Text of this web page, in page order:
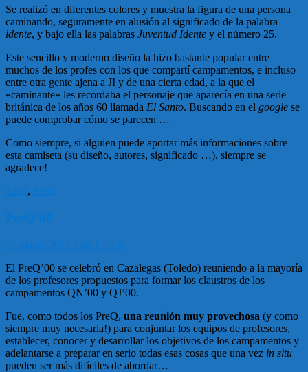
Se realizó en diferentes colores y muestra la figura de una persona
caminando, seguramente en alusión al significado de la palabra
idente, y bajo ella las palabras Juventud Idente y el número 25.
Este sencillo y moderno diseño la hizo bastante popular entre
muchos de los profes con los que compartí campamentos, e incluso
entre otra gente ajena a JI y de una cierta edad, a la que el
«caminante» les recordaba el personaje que aparecía en una serie
británica de los años 60 llamada El Santo. Buscando en el google se
puede comprobar cómo se parecen …
Como siempre, si alguien puede aportar más informaciones sobre
esta camiseta (su diseño, autores, significado …), siempre se
agradece!
2000, PreQ
PreQ’00
27 mayo, 2011 Juan Carlos
El PreQ’00 se celebró en Cazalegas (Toledo) reuniendo a la mayoría
de los profesores propuestos para formar los claustros de los
campamentos QN’00 y QJ’00.
Fue, como todos los PreQ, una reunión muy provechosa (y como
siempre muy necesaria!) para conjuntar los equipos de profesores,
establecer, conocer y desarrollar los objetivos de los campamentos y
adelantarse a preparar en serio todas esas cosas que una vez in situ
pueden ser más difíciles de abordar…